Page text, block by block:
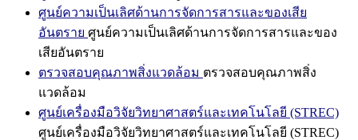
ศูนย์ความเป็นเลิศด้านการจัดการสารและของเสีย
อันตราย ศูนย์ความเป็นเลิศด้านการจัดการสารและของ
เสียอันตราย
ตรวจสอบคุณภาพสิ่งแวดล้อม ตรวจสอบคุณภาพสิ่ง
แวดล้อม
ศูนย์เครื่องมือวิจัยวิทยาศาสตร์และเทคโนโลยี (STREC)
ศูนย์เครื่องมือวิจัยวิทยาศาสตร์และเทคโนโลยี (STREC)